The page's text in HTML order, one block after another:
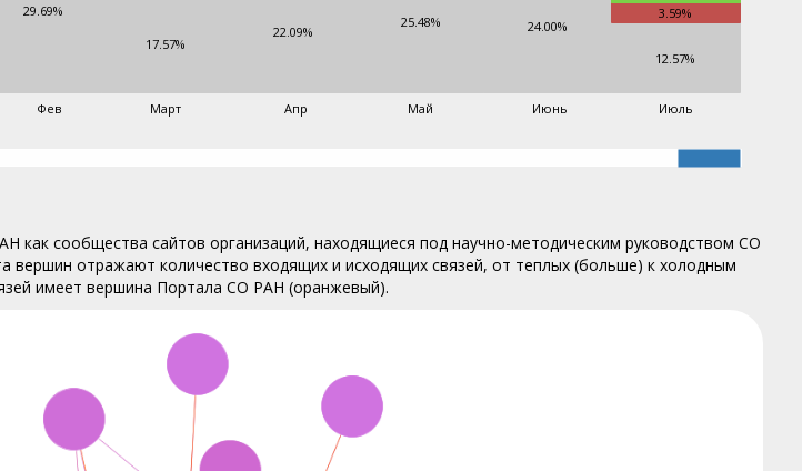
29.69%
17.57%
22.09%
25.48%
24.00%
12.57%
3.59%
Фев Март Апр Май Июнь Июль
как сообщества сайтов организаций, находящиеся под научно-методическим руководством СО
вершин отражают количество входящих и исходящих связей, от теплых (больше) к холодным
имеет вершина Портала СО РАН (оранжевый).